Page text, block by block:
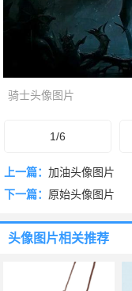
骑士头像图片
1/6
上一篇： 加油头像图片
下一篇： 原始头像图片
头像图片相关推荐